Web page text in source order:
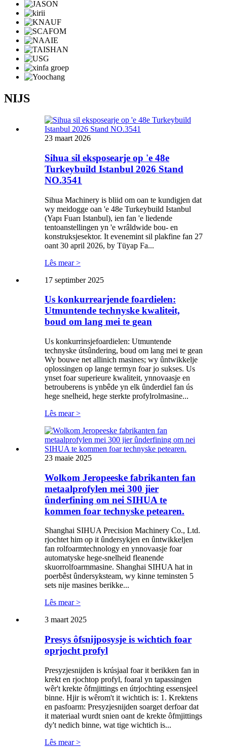
NIJS
23 maart 2026
Sihua sil eksposearje op 'e 48e
Turkeybuild Istanbul 2026 Stand
NO.3541
Sihua Machinery is bliid om oan te kundigjen dat
wy meidogge oan 'e 48e Turkeybuild Istanbul
(Yapı Fuarı Istanbul), ien fan 'e liedende
tentoanstellingen yn 'e wrâldwide bou- en
konstruksjesektor. It evenemint sil plakfine fan 27
oant 30 april 2026, by Tüyap Fa...
Lês mear >
17 septimber 2025
Us konkurrearjende foardielen:
Utmuntende technyske kwaliteit,
boud om lang mei te gean
Us konkurrinsjefoardielen: Utmuntende
technyske útsûndering, boud om lang mei te gean
Wy bouwe net allinich masines; wy ûntwikkelje
oplossingen op lange termyn foar jo sukses. Us
ynset foar superieure kwaliteit, ynnovaasje en
betrouberens is ynbêde yn elk ûnderdiel fan ús
hege snelheid, hege sterkte profylrolmasine...
Lês mear >
23 maaie 2025
Wolkom Jeropeeske fabrikanten fan
metaalprofylen mei 300 jier
ûnderfining om nei SIHUA te
kommen foar technyske petearen.
Shanghai SIHUA Precision Machinery Co., Ltd.
rjochtet him op it ûndersykjen en ûntwikkeljen
fan rolfoarmtechnology en ynnovaasje foar
automatyske hege-snelheid fleanende
skuorrolfoarmmasine. Shanghai SIHUA hat in
poerbêst ûndersyksteam, wy kinne teminsten 5
sets nije masines berikke...
Lês mear >
3 maart 2025
Presys ôfsnijposysje is wichtich foar
oprjocht profyl
Presyzjesnijden is krúsjaal foar it berikken fan in
krekt en rjochtop profyl, foaral yn tapassingen
wêr't krekte ôfmjittings en útrjochting essensjeel
binne. Hjir is wêrom't it wichtich is: 1. Krektens
en pasfoarm: Presyzjesnijden soarget derfoar dat
it materiaal wurdt snien oant de krekte ôfmjittings
dy't nedich binne, wat tige wichtich is...
Lês mear >